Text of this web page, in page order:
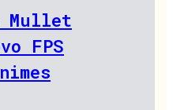
Mullet
FPS